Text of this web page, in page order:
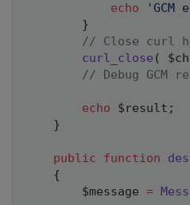
echo
}
// Close curl
curl_close ( $ch
// Debug GCM
echo $result ;
}
public function
{
$message =